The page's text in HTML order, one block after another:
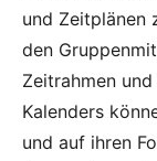
und Zeitplänen
den
Zeitrahmen
Kalenders
und auf ihren